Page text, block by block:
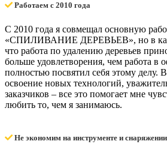
Работаем с 2010 года
С 2010 года я совмещал основную
«СПИЛИВАНИЕ ДЕРЕВЬЕВ», но в
что работа по удалению деревьев
больше удовлетворения, чем работа в
полностью посвятил себя этому делу.
освоение новых технологий,
заказчиков – все это помогает мне
любить то, чем я занимаюсь.
Не экономим на инструменте и снаряжении